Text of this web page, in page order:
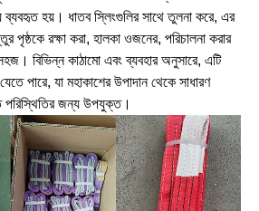
হয়। ধাতব স্লিংগুলির সাথে তুলনা করে, এর
পৃষ্ঠকে রক্ষা করা, হালকা ওজনের, পরিচালনা করার
বিভিন্ন কাঠামো এবং ব্যবহার অনুসারে, এটি
পারে, যা মহাকাশের উপাদান থেকে সাধারণ
পরিস্থিতির জন্য উপযুক্ত।